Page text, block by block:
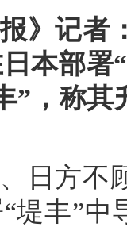
报》记
本部署
”，称
日方不
堤丰”